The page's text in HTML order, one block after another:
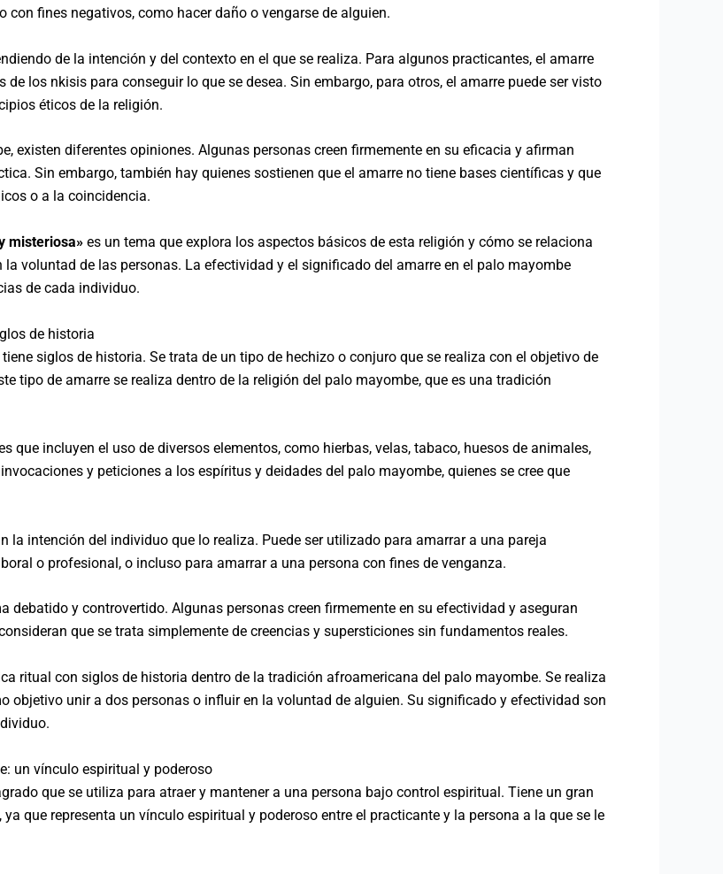
fines negativos, como hacer daño o vengarse de alguien.
de la intención y del contexto en el que se realiza. Para algunos practicantes, el amarre
los nkisis para conseguir lo que se desea. Sin embargo, para otros, el amarre puede ser visto
éticos de la religión.
existen diferentes opiniones. Algunas personas creen firmemente en su eficacia y afirman
Sin embargo, también hay quienes sostienen que el amarre no tiene bases científicas y que
o a la coincidencia.
misteriosa» es un tema que explora los aspectos básicos de esta religión y cómo se relaciona
voluntad de las personas. La efectividad y el significado del amarre en el palo mayombe
de cada individuo.
de historia
siglos de historia. Se trata de un tipo de hechizo o conjuro que se realiza con el objetivo de
tipo de amarre se realiza dentro de la religión del palo mayombe, que es una tradición
que incluyen el uso de diversos elementos, como hierbas, velas, tabaco, huesos de animales,
y peticiones a los espíritus y deidades del palo mayombe, quienes se cree que
la intención del individuo que lo realiza. Puede ser utilizado para amarrar a una pareja
o profesional, o incluso para amarrar a una persona con fines de venganza.
debatido y controvertido. Algunas personas creen firmemente en su efectividad y aseguran
que se trata simplemente de creencias y supersticiones sin fundamentos reales.
ritual con siglos de historia dentro de la tradición afroamericana del palo mayombe. Se realiza
objetivo unir a dos personas o influir en la voluntad de alguien. Su significado y efectividad son
un vínculo espiritual y poderoso
que se utiliza para atraer y mantener a una persona bajo control espiritual. Tiene un gran
que representa un vínculo espiritual y poderoso entre el practicante y la persona a la que se le